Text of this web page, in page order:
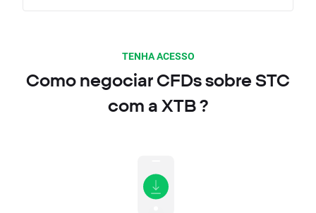
TENHA ACESSO
Como negociar CFDs sobre STC
com a XTB ?